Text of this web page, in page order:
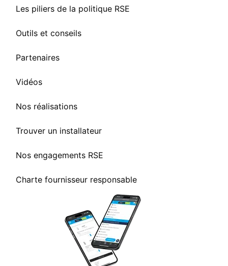
Les piliers de la politique RSE
Outils et conseils
Partenaires
Vidéos
Nos réalisations
Trouver un installateur
Nos engagements RSE
Charte fournisseur responsable